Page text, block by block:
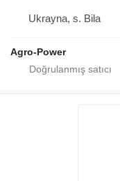
Ukrayna, s. Bila
Agro-Power